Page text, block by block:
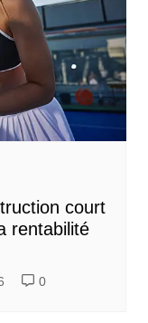
court
rentabilité
0